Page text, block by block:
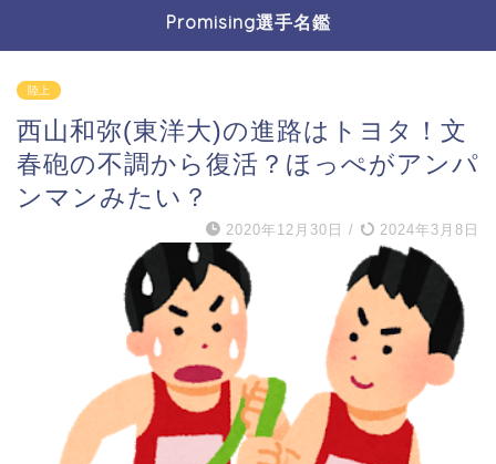
Promising選手名鑑
陸上
西山和弥(東洋大)の進路はトヨタ！文
春砲の不調から復活？ほっぺがアンパ
ンマンみたい？
2020年12月30日 / 2024年3月8日